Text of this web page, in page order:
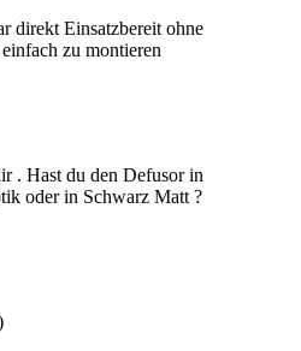
direkt Einsatzbereit ohne
zu montieren
. Hast du den Defusor in
oder in Schwarz Matt ?